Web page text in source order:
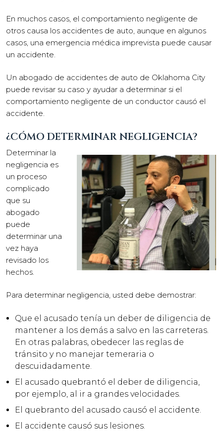
En muchos casos, el comportamiento negligente de
otros causa los accidentes de auto, aunque en algunos
casos, una emergencia médica imprevista puede causar
un accidente.
Un abogado de accidentes de auto de Oklahoma City
puede revisar su caso y ayudar a determinar si el
comportamiento negligente de un conductor causó el
accidente.
¿CÓMO DETERMINAR NEGLIGENCIA?
Determinar la
negligencia es
un proceso
complicado
que su
abogado
puede
determinar una
vez haya
revisado los
hechos.
Para determinar negligencia, usted debe demostrar:
Que el acusado tenía un deber de diligencia de
mantener a los demás a salvo en las carreteras.
En otras palabras, obedecer las reglas de
tránsito y no manejar temeraria o
descuidadamente.
El acusado quebrantó el deber de diligencia,
por ejemplo, al ir a grandes velocidades.
El quebranto del acusado causó el accidente.
El accidente causó sus lesiones.